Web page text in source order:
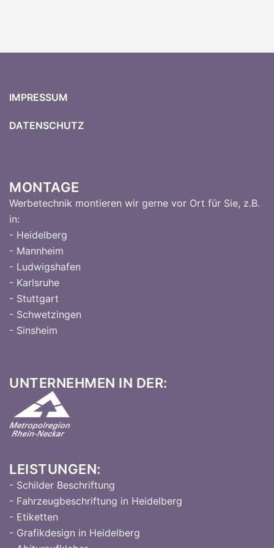
IMPRESSUM
DATENSCHUTZ
MONTAGE
Werbetechnik montieren wir gerne vor Ort für Sie, z.B.
in:
- Heidelberg
- Mannheim
- Ludwigshafen
- Karlsruhe
- Stuttgart
- Schwetzingen
- Sinsheim
UNTERNEHMEN IN DER:
LEISTUNGEN:
- Schilder Beschriftung
- Fahrzeugbeschriftung in Heidelberg
- Etiketten
- Grafikdesign in Heidelberg